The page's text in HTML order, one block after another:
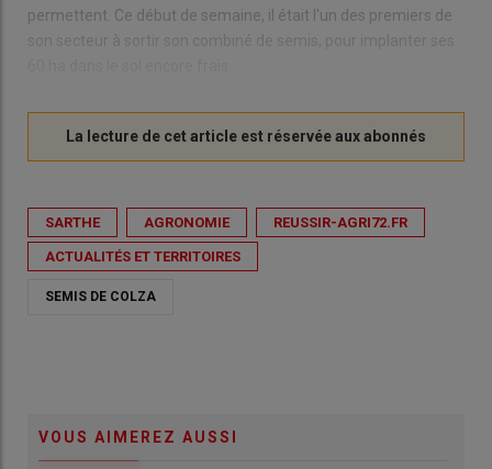
permettent. Ce début de semaine, il était l'un des premiers de
SARTHE AGRONOMIE REUSSIR-AGRI72.FR
ACTUALITÉS ET TERRITOIRES
SEMIS DE COLZA
VOUS AIMEREZ AUSSI